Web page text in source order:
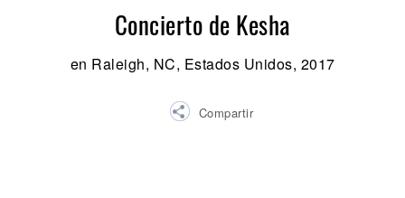
Concierto de Kesha
en Raleigh, NC, Estados Unidos, 2017
Compartir